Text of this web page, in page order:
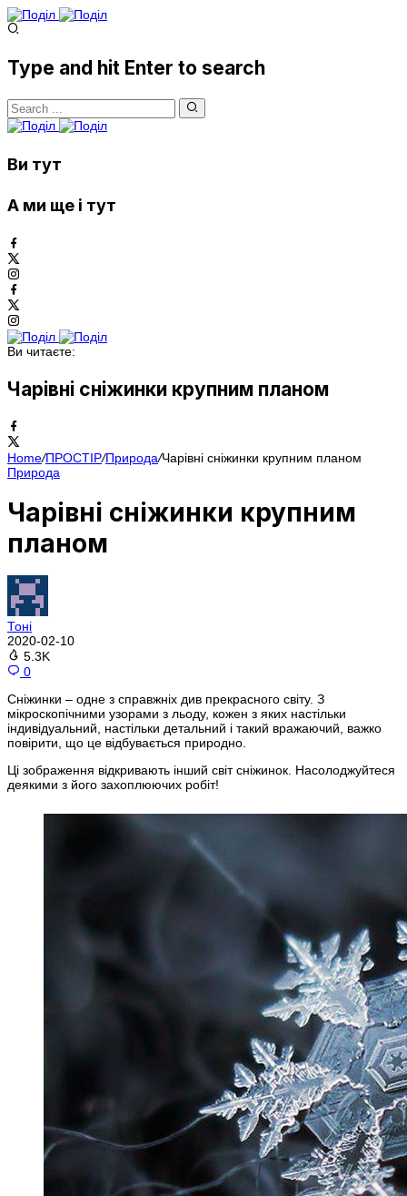
Type and hit Enter to search
Ви тут
А ми ще і тут
Ви читаєте:
Чарівні сніжинки крупним планом
Home/ПРОСТІР/Природа/Чарівні сніжинки крупним планом
Природа
Чарівні сніжинки крупним
планом
Тоні
2020-02-10
5.3K
0
Сніжинки – одне з справжніх див прекрасного світу. З
мікроскопічними узорами з льоду, кожен з яких настільки
індивідуальний, настільки детальний і такий вражаючий, важко
повірити, що це відбувається природно.
Ці зображення відкривають інший світ сніжинок. Насолоджуйтеся
деякими з його захоплюючих робіт!